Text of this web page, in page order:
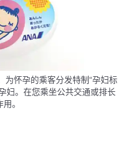
为怀孕的乘客分发特制“孕妇标
妇。在您乘坐公共交通或排长
。